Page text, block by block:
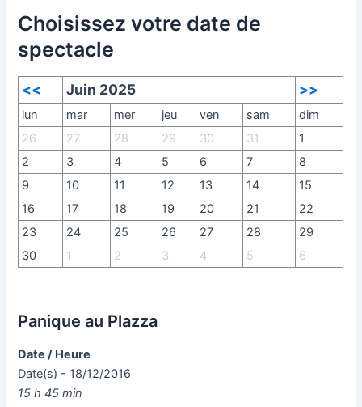
Choisissez votre date de
spectacle
<< Juin 2025 >>
lun mar mer jeu ven sam
dim
26
27 28 29 30 31
1
2
3 4 5 6 7
8
9
10 11 12 13 14
15
16
17 18 19 20 21
22
23
24 25 26 27 28
29
30
1 2 3 4 5 6
Panique au Plazza
Date / Heure
Date(s) - 18/12/2016
15 h 45 min